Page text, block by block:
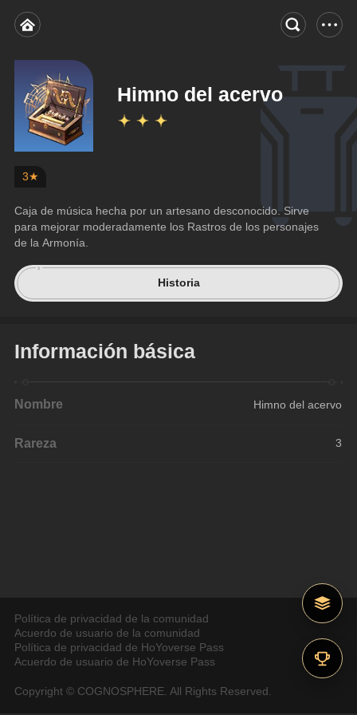
Himno del acervo
3★
Caja de música hecha por un artesano desconocido. Sirve
para mejorar moderadamente los Rastros de los personajes
de la Armonía.
Historia
Información básica
Nombre Himno del acervo
Rareza 3
Política de privacidad de la comunidad
Acuerdo de usuario de la comunidad
Política de privacidad de HoYoverse Pass
Acuerdo de usuario de HoYoverse Pass
Copyright © COGNOSPHERE. All Rights Reserved.